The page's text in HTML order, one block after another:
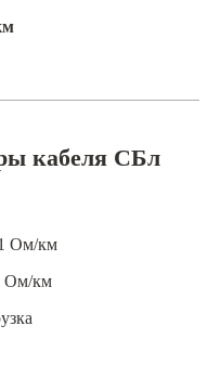
кабеля СБл
Ом/км
Ом/км